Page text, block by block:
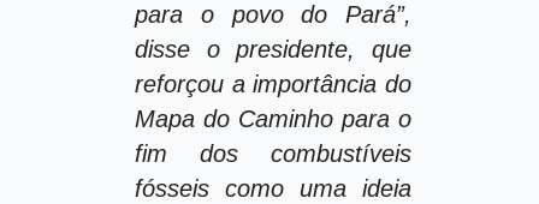
para o povo do Pará”,
disse o presidente, que
reforçou a importância do
Mapa do Caminho para o
fim dos combustíveis
fósseis como uma ideia